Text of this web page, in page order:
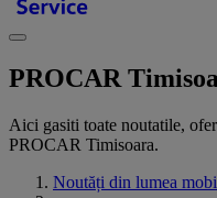
PROCAR
Aici gasiti toate noutatile,
PROCAR Timisoara.
Noutăți din lumea